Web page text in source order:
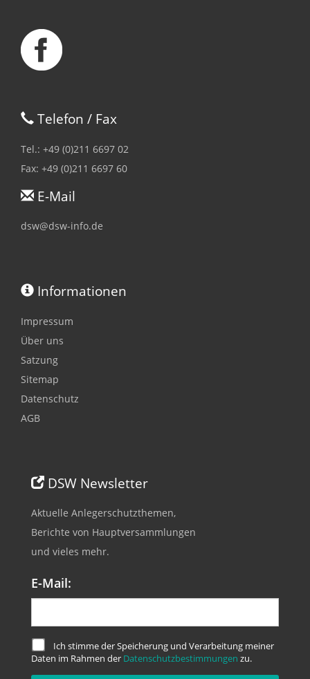
Telefon / Fax
Tel.: +49 (0)211 6697 02
Fax: +49 (0)211 6697 60
E-Mail
dsw@dsw-info.de
Informationen
Impressum
Über uns
Satzung
Sitemap
Datenschutz
AGB
DSW Newsletter
Aktuelle Anlegerschutzthemen,
Berichte von Hauptversammlungen
und vieles mehr.
E-Mail:
Ich stimme der Speicherung und Verarbeitung meiner
Daten im Rahmen der Datenschutzbestimmungen zu.